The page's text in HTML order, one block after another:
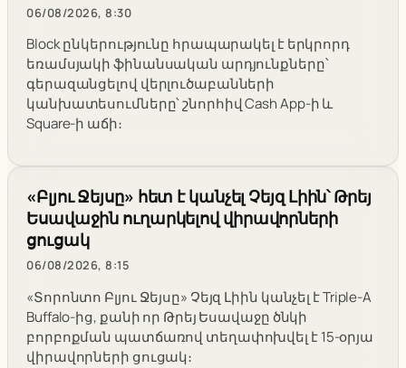
06/08/2026, 8:30
Block ընկերությունը հրապարակել է երկրորդ
եռամսյակի ֆինանսական արդյունքները՝
գերազանցելով վերլուծաբանների
կանխատեսումները՝ շնորհիվ Cash App-ի և
Square-ի աճի։
«Բլյու Ջեյսը» հետ է կանչել Չեյզ Լիին՝ Թրեյ
Եսավաջին ուղարկելով վիրավորների
ցուցակ
06/08/2026, 8:15
«Տորոնտո Բլյու Ջեյսը» Չեյզ Լիին կանչել է Triple-A
Buffalo-ից, քանի որ Թրեյ Եսավաջը ծնկի
բորբոքման պատճառով տեղափոխվել է 15-օրյա
վիրավորների ցուցակ։